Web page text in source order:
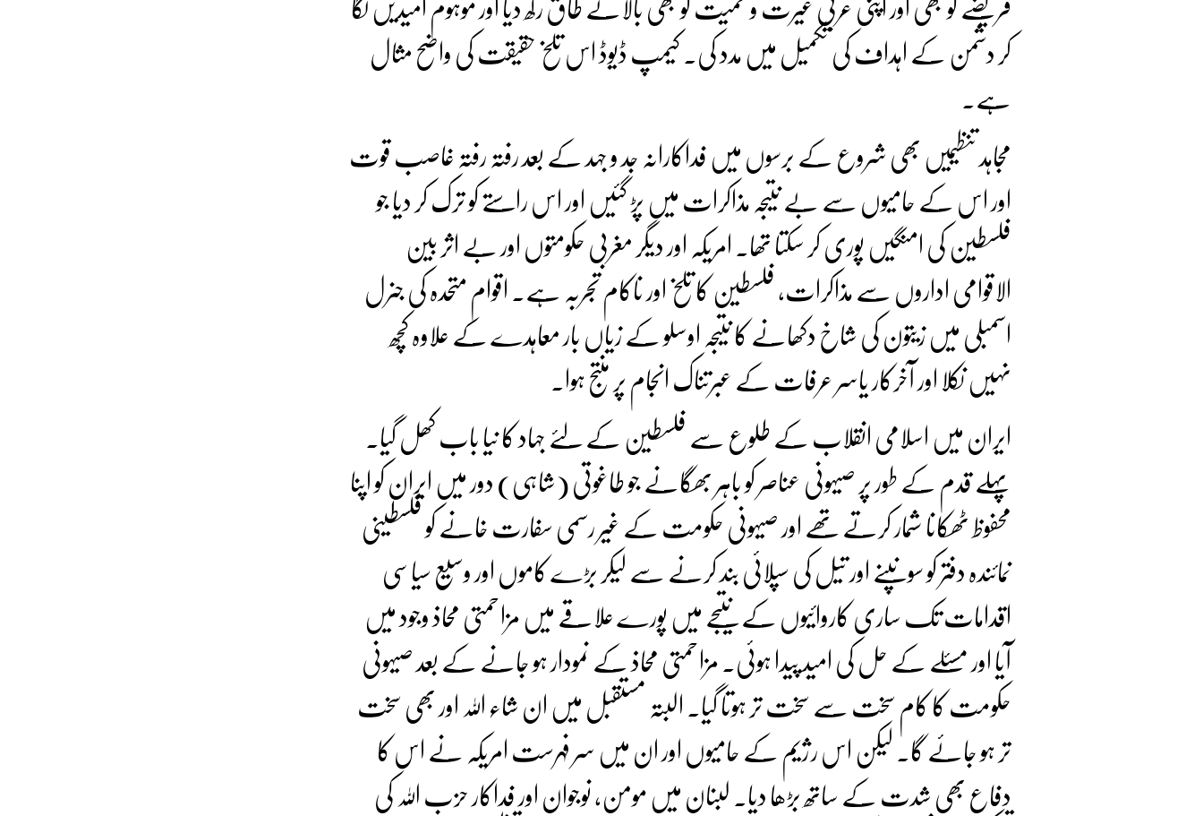
کر دشمن کے اہداف کی تکمیل میں مدد کی۔ کیمپ ڈیوڈ اس تلخ حقیقت کی واضح مثال
ہے۔
مجاہد تنظیمیں بھی شروع کے برسوں میں فداکارانہ جد و جہد کے بعد رفتہ رفتہ غاصب قوت
اور اس کے حامیوں سے بے نتیجہ مذاکرات میں پڑ گئیں اور اس راستے کو ترک کر دیا جو
فلسطین کی امنگیں پوری کر سکتا تھا۔ امریکہ اور دیگر مغربی حکومتوں اور بے اثر بین
الاقوامی اداروں سے مذاکرات، فلسطین کا تلخ اور ناکام تجربہ ہے۔ اقوام متحدہ کی جنرل
اسمبلی میں زیتون کی شاخ دکھانے کا نتیجہ اوسلو کے زیاں بار معاہدے کے علاوہ کچھ
نہیں نکلا اور آخرکار یاسر عرفات کے عبرتناک انجام پر منتج ہوا۔
ایران میں اسلامی انقلاب کے طلوع سے فلسطین کے لئے جہاد کا نیا باب کھل گیا۔
پہلے قدم کے طور پر صیہونی عناصر کو باہر بھگانے جو طاغوتی (شاہی) دور میں ایران کو اپنا
محفوظ ٹھکانا شمار کرتے تھے اور صیہونی حکومت کے غیر رسمی سفارت خانے کو فلسطینی
نمائندہ دفتر کو سونپنے اور تیل کی سپلائی بند کرنے سے لیکر بڑے کاموں اور وسیع سیاسی
اقدامات تک ساری کاروائیوں کے نتیجے میں پورے علاقے میں مزاحمتی محاذ وجود میں
آیا اور مسئلے کے حل کی امید پیدا ہوئی۔ مزاحمتی محاذ کے نمودار ہو جانے کے بعد صیہونی
حکومت کا کام سخت سے سخت تر ہوتا گیا۔ البتہ مستقبل میں ان شاء اللہ اور بھی سخت
تر ہو جائے گا۔ لیکن اس رژیم کے حامیوں اور ان میں سر فہرست امریکہ نے اس کا
دفاع بھی شدت کے ساتھ بڑھا دیا۔ لبنان میں مومن، نوجوان اور فداکار حزب اللہ کی